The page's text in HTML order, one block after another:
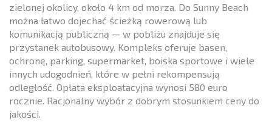
zielonej okolicy, około 4 km od morza. Do Sunny Beach
można łatwo dojechać ścieżką rowerową lub
komunikacją publiczną — w pobliżu znajduje się
przystanek autobusowy. Kompleks oferuje basen,
ochronę, parking, supermarket, boiska sportowe i wiele
innych udogodnień, które w pełni rekompensują
odległość. Opłata eksploatacyjna wynosi 580 euro
rocznie. Racjonalny wybór z dobrym stosunkiem ceny do
jakości.